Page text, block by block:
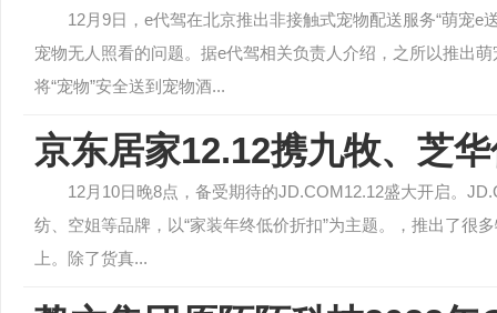
12月9日，e代驾在北京推出非接触式宠物配送服务“萌宠
宠物无人照看的问题。据e代驾相关负责人介绍，之所以推出
将“宠物”安全送到宠物酒...
京东居家12.12携九牧、芝
12月10日晚8点，备受期待的JD.COM12.12盛大开启。
纺、空姐等品牌，以“家装年终低价折扣”为主题。，推出了很
上。除了货真...